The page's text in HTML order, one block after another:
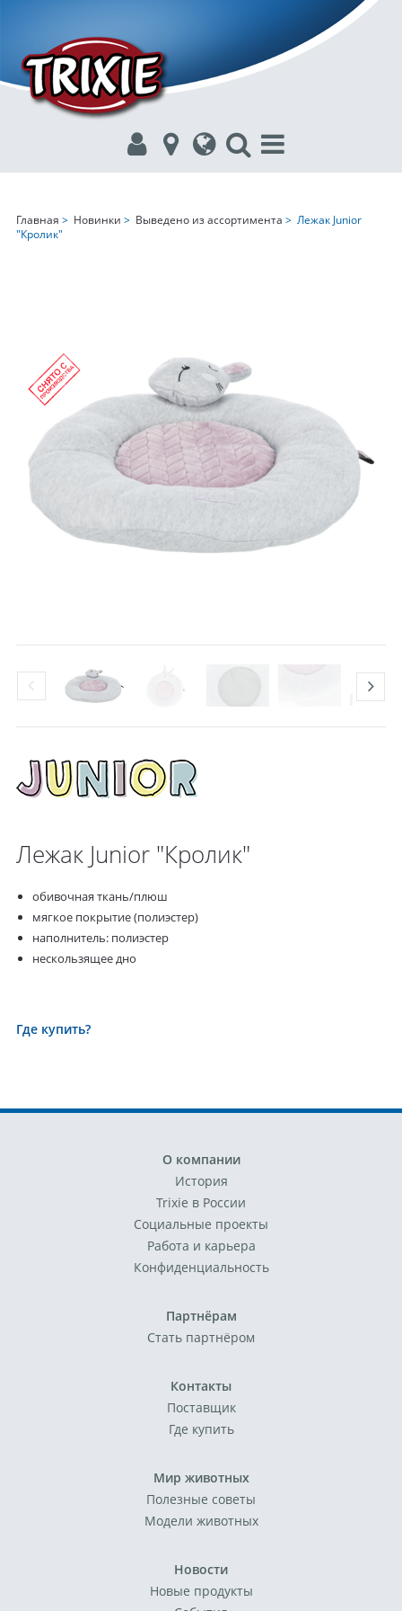
Главная > Новинки > Выведено из ассортимента > Лежак Junior
"Кролик"
Лежак Junior "Кролик"
обивочная ткань/плюш
мягкое покрытие (полиэстер)
наполнитель: полиэстер
нескользящее дно
Где купить?
О компании
История
Trixie в России
Социальные проекты
Работа и карьера
Конфиденциальность
Партнёрам
Стать партнёром
Контакты
Поставщик
Где купить
Мир животных
Полезные советы
Модели животных
Новости
Новые продукты